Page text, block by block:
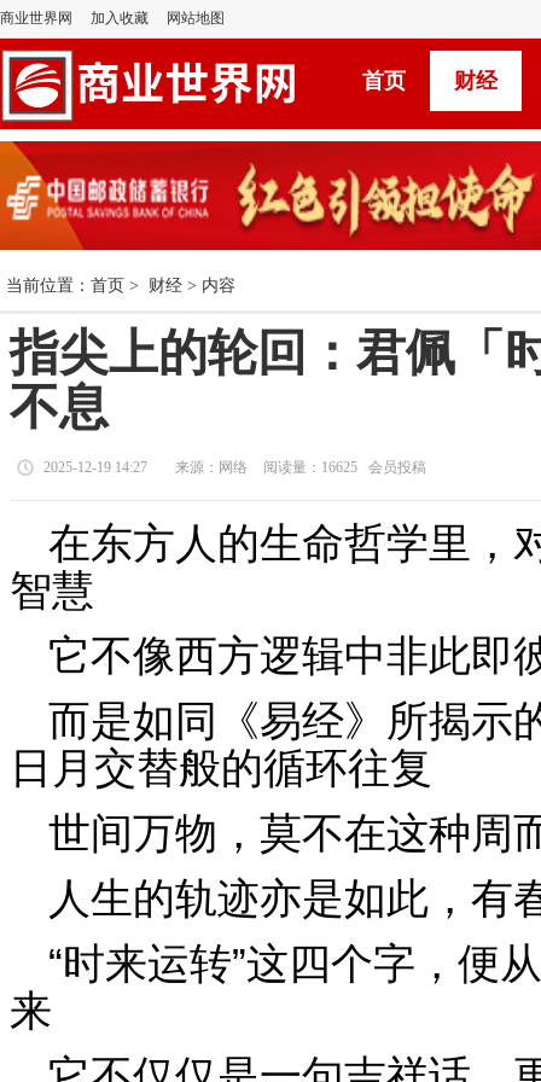
商业世界网 加入收藏 网站地图
首页 财经
当前位置： 首页 > 财经 > 内容
指尖上的轮回：君佩「
不息
2025-12-19 14:27 来源：网络 阅读量：16625 会员投稿
在东方人的生命哲学里，
智慧
它不像西方逻辑中非此即
而是如同《易经》所揭示
日月交替般的循环往复
世间万物，莫不在这种周
人生的轨迹亦是如此，有
“时来运转”这四个字，便
来